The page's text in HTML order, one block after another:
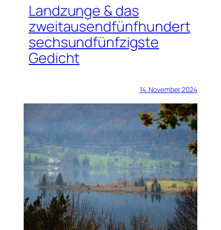
Landzunge & das
zweitausendfünfhundert
sechsundfünfzigste
Gedicht
14. November 2024